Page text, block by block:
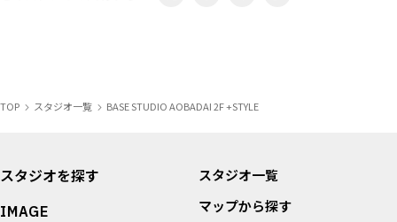
TOP スタジオ一覧 BASE STUDIO AOBADAI 2F +STYLE
スタジオを探す
IMAGE
スタジオ一覧
マップから探す